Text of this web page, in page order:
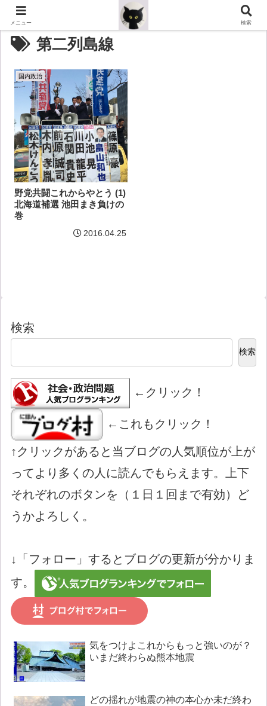
第二列島線
国内政治
野党共闘これからやとう (1)
北海道補選 池田まき負けの
巻
2016.04.25
検索
検索
←クリック！
←これもクリック！
↑クリックがあると当ブログの人気順位が上が
ってより多くの人に読んでもらえます。上下
それぞれのボタンを（１日１回まで有効）ど
うかよろしく。
↓「フォロー」するとブログの更新が分かりま
す。
気をつけよこれからもっと強いのが？
いまだ終わらぬ熊本地震
どの揺れが地震の神の本心か未だ終わ
メニュー 検索